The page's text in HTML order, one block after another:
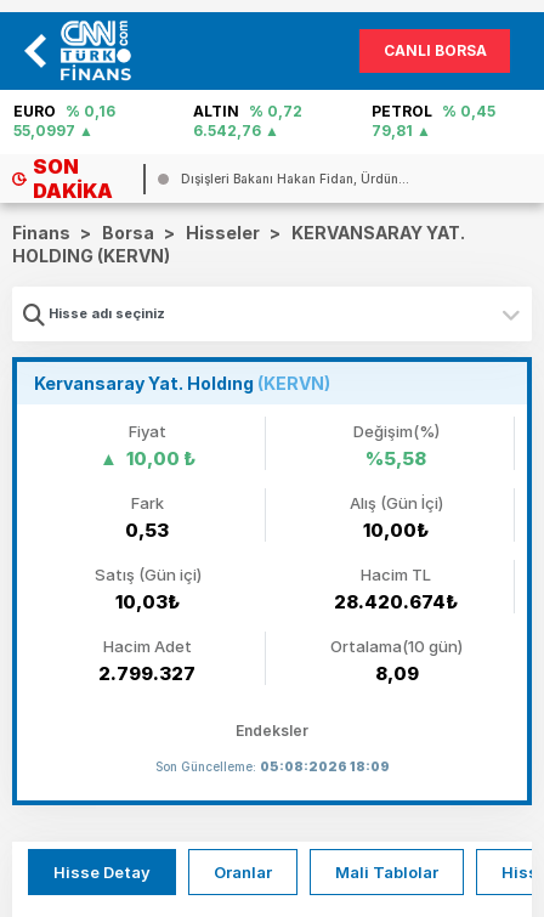
CANLI BORSA
EURO
% 0,16
55,0997
ALTIN
% 0,72
6.542,76
PETROL % 0,45
79,81
SON
DAKIKA
Dışişleri Bakanı Hakan Fidan, Ürdün...
Finans > Borsa > Hisseler >
KERVANSARAY YAT.
HOLDING (KERVN)
Kervansaray Yat. Holdıng (KERVN)
Fiyat
10,00 ₺
Değişim(%)
%5,58
Fark
0,53
Alış (Gün İçi)
10,00₺
Satış (Gün içi)
10,03₺
Hacim TL
28.420.674₺
Hacim Adet
2.799.327
Ortalama(10 gün)
8,09
Endeksler
Son Güncelleme: 05:08:2026 18:09
Hisse Detay Oranlar Mali Tablolar